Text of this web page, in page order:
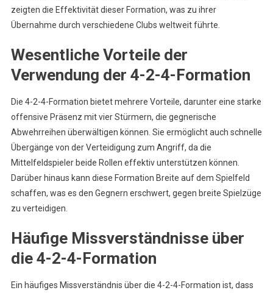
zeigten die Effektivität dieser Formation, was zu ihrer
Übernahme durch verschiedene Clubs weltweit führte.
Wesentliche Vorteile der
Verwendung der 4-2-4-Formation
Die 4-2-4-Formation bietet mehrere Vorteile, darunter eine starke
offensive Präsenz mit vier Stürmern, die gegnerische
Abwehrreihen überwältigen können. Sie ermöglicht auch schnelle
Übergänge von der Verteidigung zum Angriff, da die
Mittelfeldspieler beide Rollen effektiv unterstützen können.
Darüber hinaus kann diese Formation Breite auf dem Spielfeld
schaffen, was es den Gegnern erschwert, gegen breite Spielzüge
zu verteidigen.
Häufige Missverständnisse über
die 4-2-4-Formation
Ein häufiges Missverständnis über die 4-2-4-Formation ist, dass